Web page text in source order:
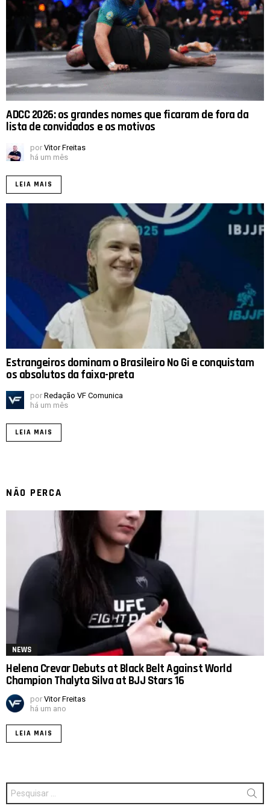
ADCC 2026: os grandes nomes que ficaram de fora da
lista de convidados e os motivos
por Vitor Freitas
há um mês
LEIA MAIS
Estrangeiros dominam o Brasileiro No Gi e conquistam
os absolutos da faixa-preta
por Redação VF Comunica
há um mês
LEIA MAIS
NÃO PERCA
NEWS
Helena Crevar Debuts at Black Belt Against World
Champion Thalyta Silva at BJJ Stars 16
por Vitor Freitas
há um ano
LEIA MAIS
Procurar
por: